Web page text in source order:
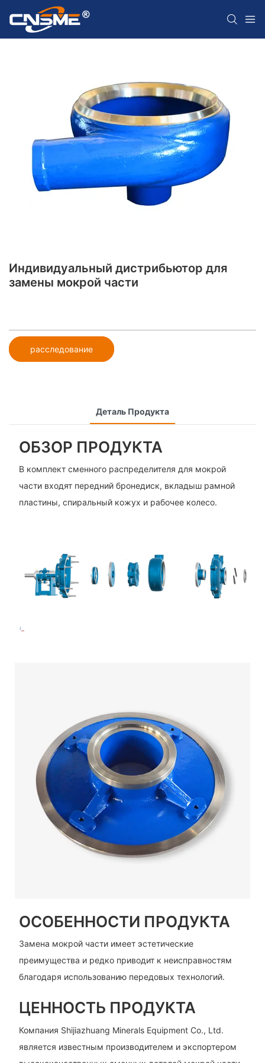
Индивидуальный дистрибьютор для
замены мокрой части
расследование
Деталь Продукта
ОБЗОР ПРОДУКТА
В комплект сменного распределителя для мокрой
части входят передний бронедиск, вкладыш рамной
пластины, спиральный кожух и рабочее колесо.
ОСОБЕННОСТИ ПРОДУКТА
Замена мокрой части имеет эстетические
преимущества и редко приводит к неисправностям
благодаря использованию передовых технологий.
ЦЕННОСТЬ ПРОДУКТА
Компания Shijiazhuang Minerals Equipment Co., Ltd.
является известным производителем и экспортером